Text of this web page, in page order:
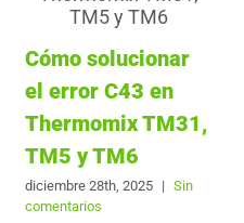
Cómo solucionar
el error C43 en
Thermomix TM31,
TM5 y TM6
diciembre 28th, 2025 | Sin
comentarios